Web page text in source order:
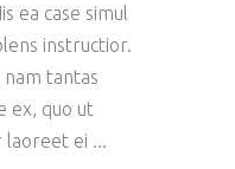
ea case simul
instructior.
tantas
ex, quo ut
laoreet ei